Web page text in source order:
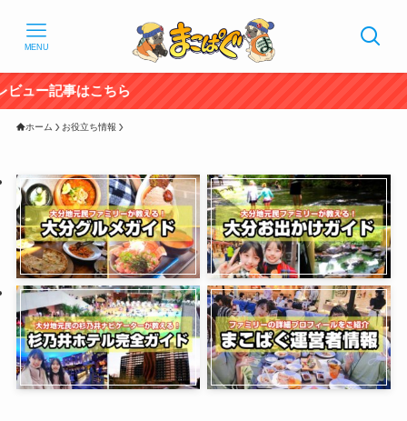
MENU
ホーム お役立ち情報